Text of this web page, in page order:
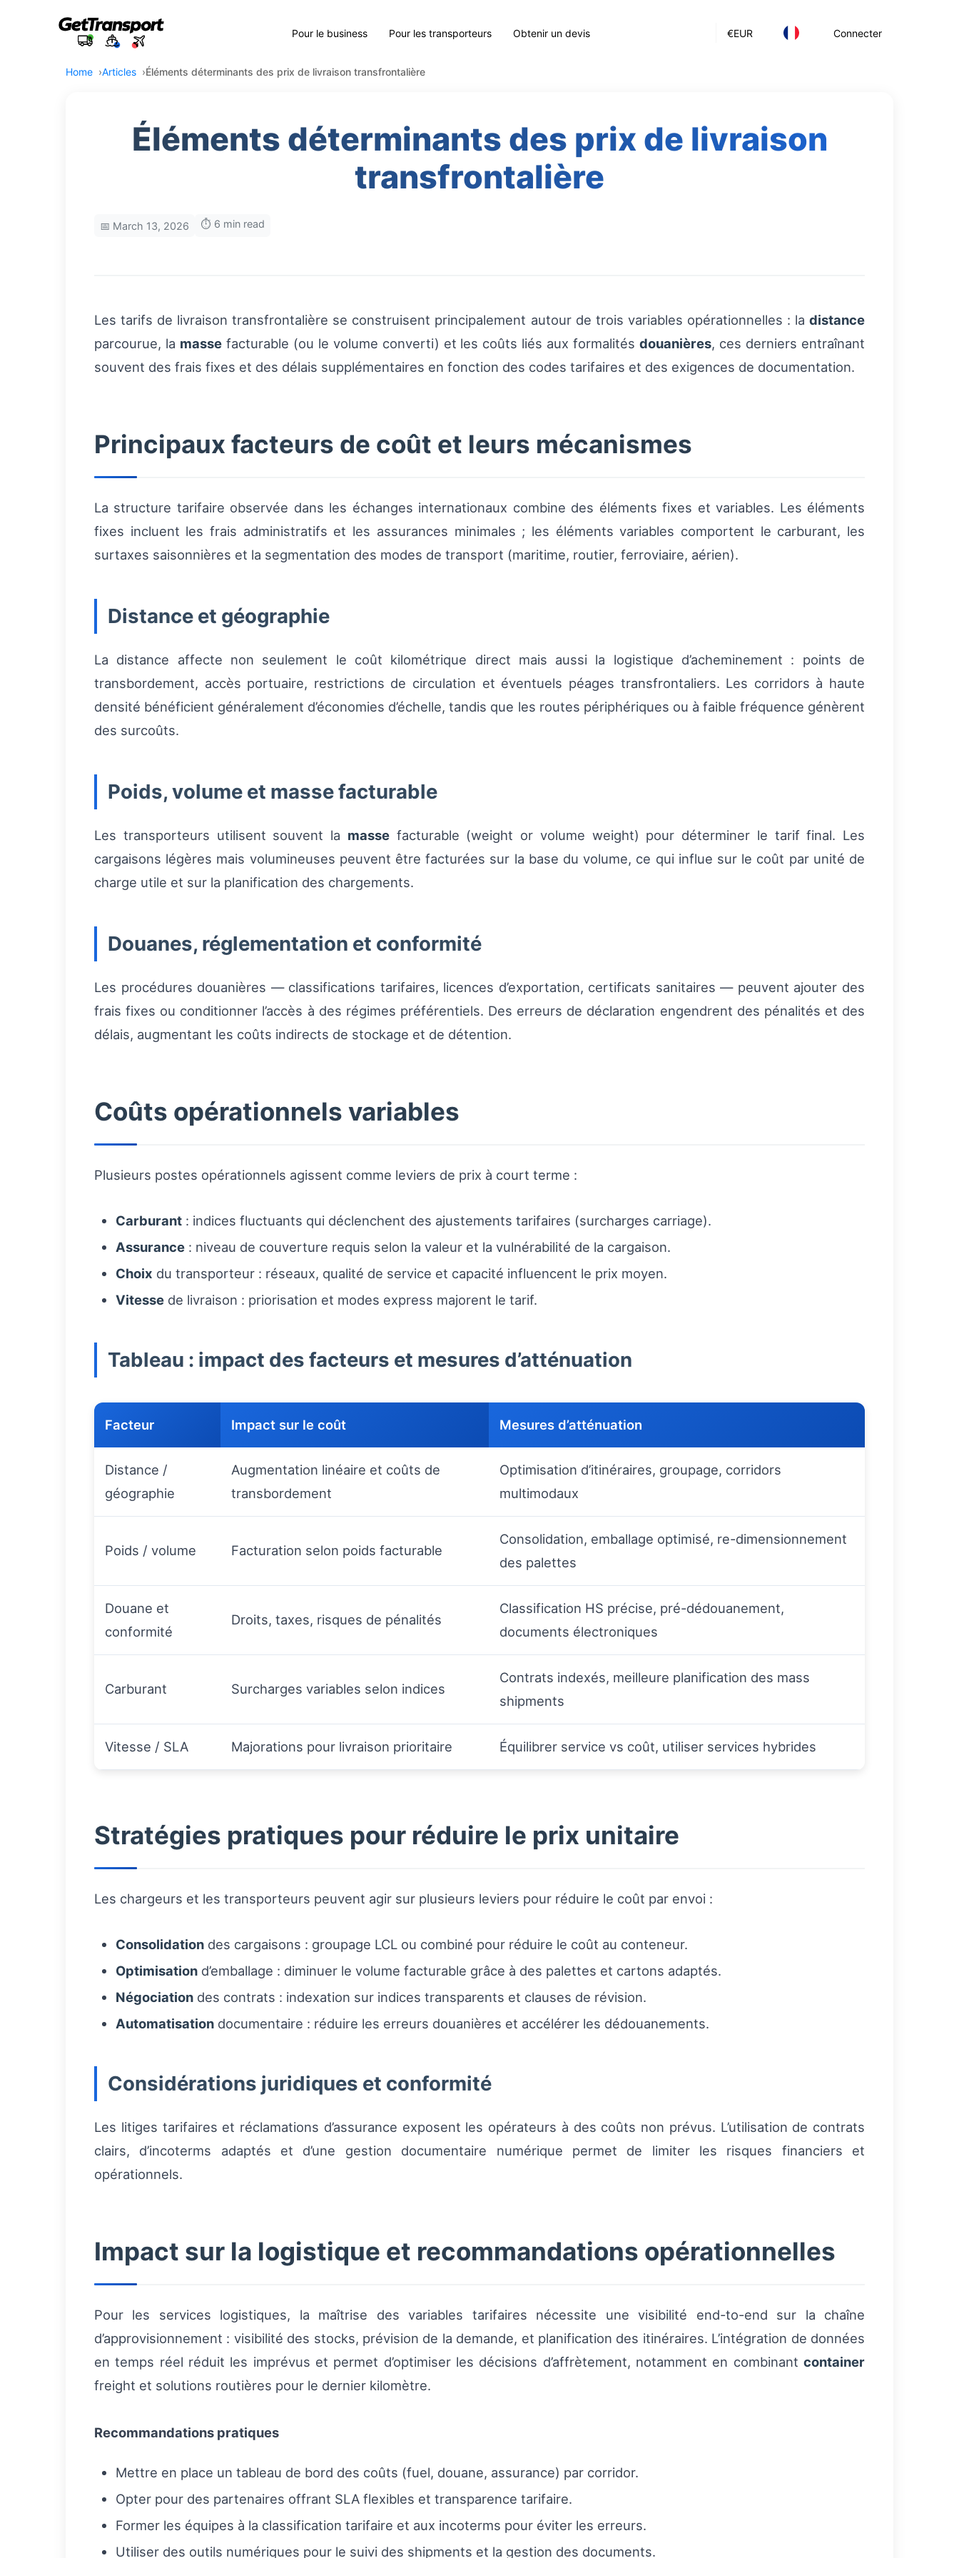
€EUR Connecter
Pour le business Pour les transporteurs Obtenir un devis
Home Articles Éléments déterminants des prix de livraison transfrontalière
Éléments déterminants des prix de livraison
transfrontalière
📅 March 13, 2026 ⏱️ 6 min read
Les tarifs de livraison transfrontalière se construisent principalement autour de trois variables opérationnelles : la distance
parcourue, la massefacturable (ou le volume converti) et les coûts liés aux formalitésdouanières, ces derniers entraînant
souvent des frais fixes et des délais supplémentaires en fonction des codes tarifaires et des exigences de documentation.
Principaux facteurs de coût et leurs mécanismes
La structure tarifaire observée dans les échanges internationaux combine des éléments fixes et variables. Les éléments
fixes incluent les frais administratifs et les assurances minimales ; les éléments variables comportent le carburant, les
surtaxes saisonnières et la segmentation des modes de transport (maritime, routier, ferroviaire, aérien).
Distance et géographie
La distance affecte non seulement le coût kilométrique direct mais aussi la logistique d’acheminement : points de
transbordement, accès portuaire, restrictions de circulation et éventuels péages transfrontaliers. Les corridors à haute
densité bénéficient généralement d’économies d’échelle, tandis que les routes périphériques ou à faible fréquence génèrent
des surcoûts.
Poids, volume et masse facturable
Les transporteurs utilisent souvent la massefacturable (weight or volume weight) pour déterminer le tarif final. Les
cargaisons légères mais volumineuses peuvent être facturées sur la base du volume, ce qui influe sur le coût par unité de
charge utile et sur la planification des chargements.
Douanes, réglementation et conformité
Les procédures douanières — classifications tarifaires, licences d’exportation, certificats sanitaires — peuvent ajouter des
frais fixes ou conditionner l’accès à des régimes préférentiels. Des erreurs de déclaration engendrent des pénalités et des
délais, augmentant les coûts indirects de stockage et de détention.
Coûts opérationnels variables
Plusieurs postes opérationnels agissent comme leviers de prix à court terme :
Carburant : indices fluctuants qui déclenchent des ajustements tarifaires (surcharges carriage).
Assurance : niveau de couverture requis selon la valeur et la vulnérabilité de la cargaison.
Choix du transporteur : réseaux, qualité de service et capacité influencent le prix moyen.
Vitesse de livraison : priorisation et modes express majorent le tarif.
Tableau : impact des facteurs et mesures d’atténuation
Facteur Impact sur le coût Mesures d’atténuation
Distance /
géographie
Augmentation linéaire et coûts de
transbordement
Optimisation d’itinéraires, groupage, corridors
multimodaux
Poids / volume Facturation selon poids facturable
Consolidation, emballage optimisé, re-dimensionnement
des palettes
Douane et
conformité
Droits, taxes, risques de pénalités
Classification HS précise, pré-dédouanement,
documents électroniques
Carburant Surcharges variables selon indices
Contrats indexés, meilleure planification des mass
shipments
Vitesse / SLA Majorations pour livraison prioritaire Équilibrer service vs coût, utiliser services hybrides
Stratégies pratiques pour réduire le prix unitaire
Les chargeurs et les transporteurs peuvent agir sur plusieurs leviers pour réduire le coût par envoi :
Consolidation des cargaisons : groupage LCL ou combiné pour réduire le coût au conteneur.
Optimisation d’emballage : diminuer le volume facturable grâce à des palettes et cartons adaptés.
Négociation des contrats : indexation sur indices transparents et clauses de révision.
Automatisation documentaire : réduire les erreurs douanières et accélérer les dédouanements.
Considérations juridiques et conformité
Les litiges tarifaires et réclamations d’assurance exposent les opérateurs à des coûts non prévus. L’utilisation de contrats
clairs, d’incoterms adaptés et d’une gestion documentaire numérique permet de limiter les risques financiers et
opérationnels.
Impact sur la logistique et recommandations opérationnelles
Pour les services logistiques, la maîtrise des variables tarifaires nécessite une visibilité end-to-end sur la chaîne
d’approvisionnement : visibilité des stocks, prévision de la demande, et planification des itinéraires. L’intégration de données
en temps réel réduit les imprévus et permet d’optimiser les décisions d’affrètement, notamment en combinant container
freight et solutions routières pour le dernier kilomètre.
Recommandations pratiques
Mettre en place un tableau de bord des coûts (fuel, douane, assurance) par corridor.
Opter pour des partenaires offrant SLA flexibles et transparence tarifaire.
Former les équipes à la classification tarifaire et aux incoterms pour éviter les erreurs.
Utiliser des outils numériques pour le suivi des shipments et la gestion des documents.